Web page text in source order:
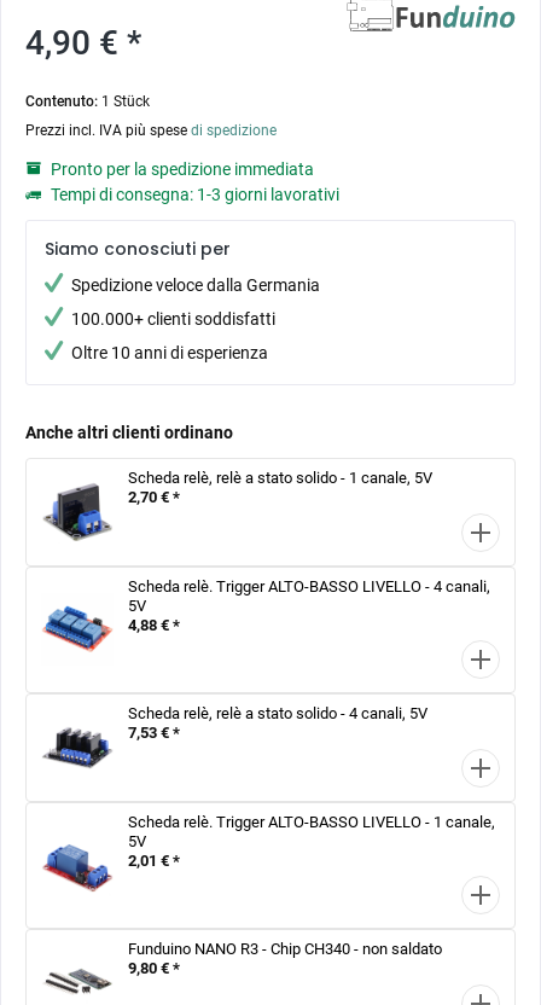
4,90 € *
Contenuto: 1 Stück
Prezzi incl. IVA più spese di spedizione
Pronto per la spedizione immediata
Tempi di consegna: 1-3 giorni lavorativi
Siamo conosciuti per
Spedizione veloce dalla Germania
100.000+ clienti soddisfatti
Oltre 10 anni di esperienza
Anche altri clienti ordinano
Scheda relè, relè a stato solido - 1 canale, 5V
2,70 € *
Scheda relè. Trigger ALTO-BASSO LIVELLO - 4 canali,
5V
4,88 € *
Scheda relè, relè a stato solido - 4 canali, 5V
7,53 € *
Scheda relè. Trigger ALTO-BASSO LIVELLO - 1 canale,
5V
2,01 € *
Funduino NANO R3 - Chip CH340 - non saldato
9,80 € *